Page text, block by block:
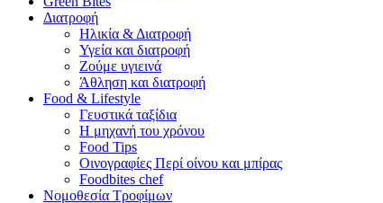
Διατροφή
Ηλικία & Διατροφή
Υγεία και διατροφή
Ζούμε υγιεινά
Άθληση και διατροφή
Food & Lifestyle
Γευστικά ταξίδια
Η μηχανή του χρόνου
Food Tips
Οινογραφίες Περί οίνου και μπίρας
Foodbites chef
Νομοθεσία Τροφίμων